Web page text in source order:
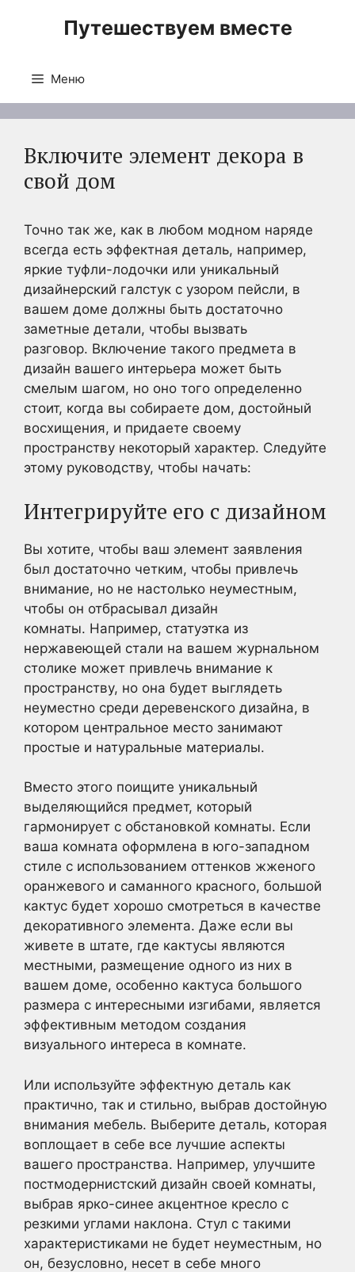
Путешествуем вместе
Меню
Включите элемент декора в
свой дом
Точно так же, как в любом модном наряде
всегда есть эффектная деталь, например,
яркие туфли-лодочки или уникальный
дизайнерский галстук с узором пейсли, в
вашем доме должны быть достаточно
заметные детали, чтобы вызвать
разговор. Включение такого предмета в
дизайн вашего интерьера может быть
смелым шагом, но оно того определенно
стоит, когда вы собираете дом, достойный
восхищения, и придаете своему
пространству некоторый характер. Следуйте
этому руководству, чтобы начать:
Интегрируйте его с дизайном
Вы хотите, чтобы ваш элемент заявления
был достаточно четким, чтобы привлечь
внимание, но не настолько неуместным,
чтобы он отбрасывал дизайн
комнаты. Например, статуэтка из
нержавеющей стали на вашем журнальном
столике может привлечь внимание к
пространству, но она будет выглядеть
неуместно среди деревенского дизайна, в
котором центральное место занимают
простые и натуральные материалы.
Вместо этого поищите уникальный
выделяющийся предмет, который
гармонирует с обстановкой комнаты. Если
ваша комната оформлена в юго-западном
стиле с использованием оттенков жженого
оранжевого и саманного красного, большой
кактус будет хорошо смотреться в качестве
декоративного элемента. Даже если вы
живете в штате, где кактусы являются
местными, размещение одного из них в
вашем доме, особенно кактуса большого
размера с интересными изгибами, является
эффективным методом создания
визуального интереса в комнате.
Или используйте эффектную деталь как
практично, так и стильно, выбрав достойную
внимания мебель. Выберите деталь, которая
воплощает в себе все лучшие аспекты
вашего пространства. Например, улучшите
постмодернистский дизайн своей комнаты,
выбрав ярко-синее акцентное кресло с
резкими углами наклона. Стул с такими
характеристиками не будет неуместным, но
он, безусловно, несет в себе много